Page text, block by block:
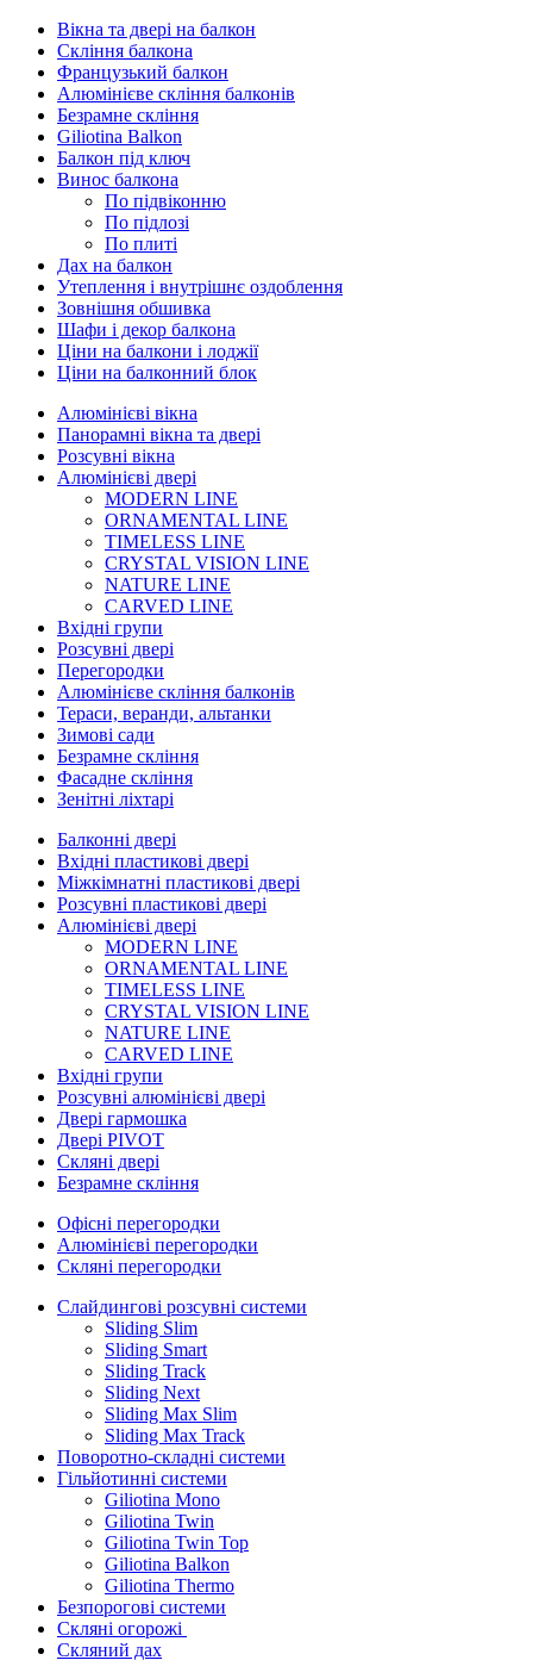
Вікна та двері на балкон
Скління балкона
Французький балкон
Алюмінієве скління балконів
Безрамне скління
Giliotina Balkon
Балкон під ключ
Винос балкона
По підвіконню
По підлозі
По плиті
Дах на балкон
Утеплення і внутрішнє оздоблення
Зовнішня обшивка
Шафи і декор балкона
Ціни на балкони і лоджії
Ціни на балконний блок
Алюмінієві вікна
Панорамні вікна та двері
Розсувні вікна
Алюмінієві двері
MODERN LINE
ORNAMENTAL LINE
TIMELESS LINE
CRYSTAL VISION LINE
NATURE LINE
CARVED LINE
Вхідні групи
Розсувні двері
Перегородки
Алюмінієве скління балконів
Тераси, веранди, альтанки
Зимові сади
Безрамне скління
Фасадне скління
Зенітні ліхтарі
Балконні двері
Вхідні пластикові двері
Міжкімнатні пластикові двері
Розсувні пластикові двері
Алюмінієві двері
MODERN LINE
ORNAMENTAL LINE
TIMELESS LINE
CRYSTAL VISION LINE
NATURE LINE
CARVED LINE
Вхідні групи
Розсувні алюмінієві двері
Двері гармошка
Двері PIVOT
Скляні двері
Безрамне скління
Офісні перегородки
Алюмінієві перегородки
Скляні перегородки
Слайдингові розсувні системи
Sliding Slim
Sliding Smart
Sliding Track
Sliding Next
Sliding Max Slim
Sliding Max Track
Поворотно-складні системи
Гільйотинні системи
Giliotina Mono
Giliotina Twin
Giliotina Twin Top
Giliotina Balkon
Giliotina Thermo
Безпорогові системи
Скляні огорожі
Скляний дах